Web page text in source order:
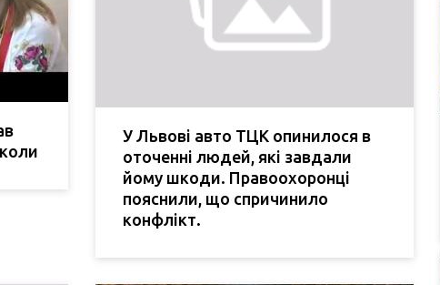
У Львові авто ТЦК опинилося в
оточенні людей, які завдали
йому шкоди. Правоохоронці
пояснили, що спричинило
конфлікт.